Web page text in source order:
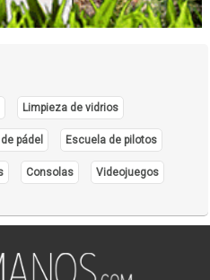
Limpieza de vidrios
pádel Escuela de pilotos
Consolas Videojuegos